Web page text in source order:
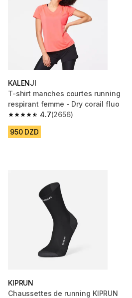
KALENJI
T-shirt manches courtes running
respirant femme - Dry corail fluo
4.7
4.7 out of 5 stars from 2656 reviews
(2656)
950 DZD
KIPRUN
Chaussettes de running KIPRUN